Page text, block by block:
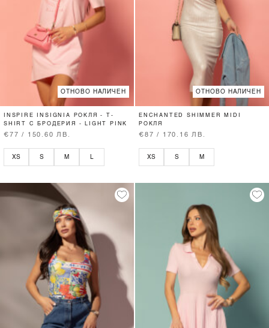
ОТНОВО НАЛИЧЕН
INSPIRE INSIGNIA РОКЛЯ - T-
SHIRT С БРОДЕРИЯ - LIGHT PINK
€77 / 150.60 ЛВ.
XS S M
ОТНОВО НАЛИЧЕН
ENCHANTED SHIMMER MIDI
РОКЛЯ
€87 / 170.16 ЛВ.
XS S M